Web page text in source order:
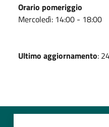
Orario pomeriggio
Mercoledì: 14:00 - 18:00
Ultimo aggiornamento: